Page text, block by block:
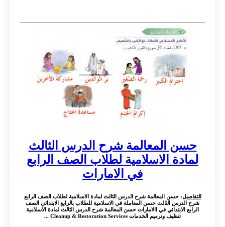
حسن المعالمة شرح الدرس الثالث
لمادة الاسلامية لطلاب الصف الرابع
في الامارات
التفاصيل: حسن المعالمة شرح الدرس الثالث لمادة الاسلامية لطلاب الصف الرابع
شرح الدرس الثالث حسن المعاملة في الاسلامية للطلاب بالرابع الابتدائي الصف
الرابع الابتدائي في االامارات حسن المعالمة شرح الدرس الثالث لمادة الاسلامية
تنظيف وترميم الخدمات Cleanup & Restoration Services ...